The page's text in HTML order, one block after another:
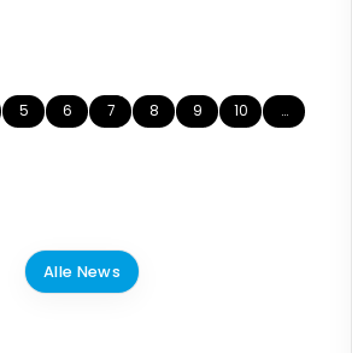
5 6 7 8 9 10 …
Alle News